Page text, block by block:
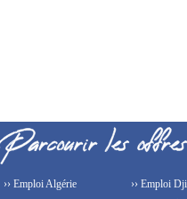
›› Emploi Algérie
›› Emploi